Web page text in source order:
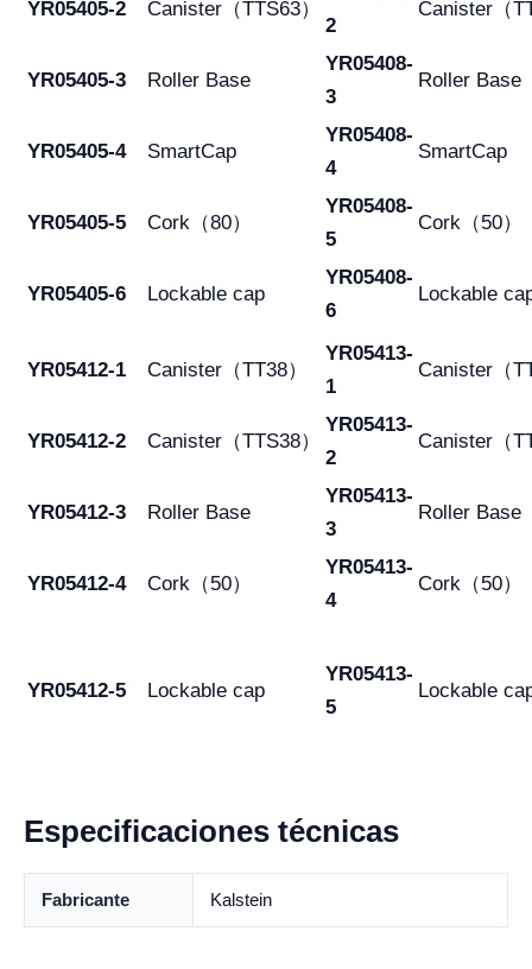
YR05405-2 Canister（TTS63）
2
Canister（
YR05405-3 Roller Base
YR05408-
3
Roller Base
YR05405-4 SmartCap
YR05408-
4
SmartCap
YR05405-5 Cork（80）
YR05408-
5
Cork（50）
YR05405-6 Lockable cap
YR05408-
6
Lockable
YR05412-1 Canister（TT38）
YR05413-
1
Canister（
YR05412-2 Canister（TTS38）
YR05413-
2
Canister（
YR05412-3 Roller Base
YR05413-
3
Roller Base
YR05412-4 Cork（50）
YR05413-
4
Cork（50）
YR05412-5 Lockable cap
YR05413-
5
Lockable
Especificaciones técnicas
Fabricante Kalstein